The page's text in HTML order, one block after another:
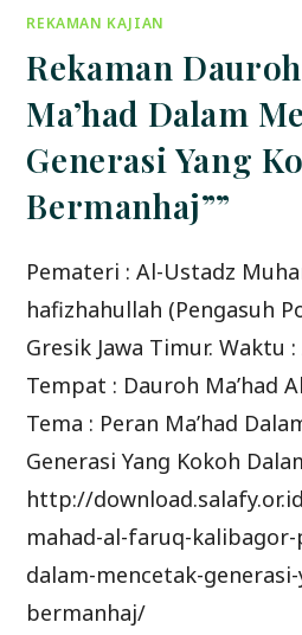
04/
REKAMAN KAJIAN
Rekaman
Ma’had Dalam
Generasi Yang
Bermanhaj””
Pemateri : Al-Ustadz
hafizhahullah (Pengasuh
Gresik Jawa Timur. Waktu
Tempat : Dauroh Ma’had
Tema : Peran Ma’had
Generasi Yang Kokoh
http://
mahad-al-faruq-
dalam-mencetak-
bermanhaj/